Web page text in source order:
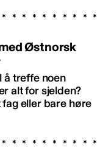
Østnorsk
å treffe noen
alt for sjelden?
eller bare høre